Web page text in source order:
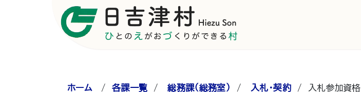
ホーム /各課一覧 /総務課（総務室） / 入札・契約/ 入札参加資格